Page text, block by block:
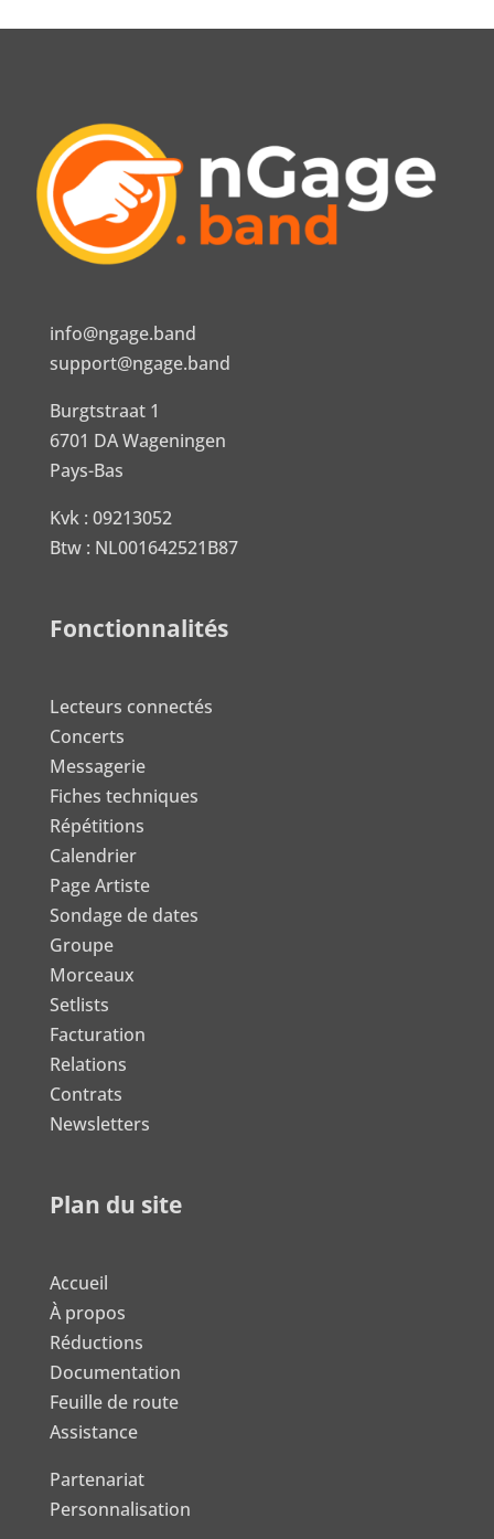
info@ngage.band
support@ngage.band
Burgtstraat 1
6701 DA Wageningen
Pays-Bas
Kvk : 09213052
Btw : NL001642521B87
Fonctionnalités
Lecteurs connectés
Concerts
Messagerie
Fiches techniques
Répétitions
Calendrier
Page Artiste
Sondage de dates
Groupe
Morceaux
Setlists
Facturation
Relations
Contrats
Newsletters
Plan du site
Accueil
À propos
Réductions
Documentation
Feuille de route
Assistance
Partenariat
Personnalisation